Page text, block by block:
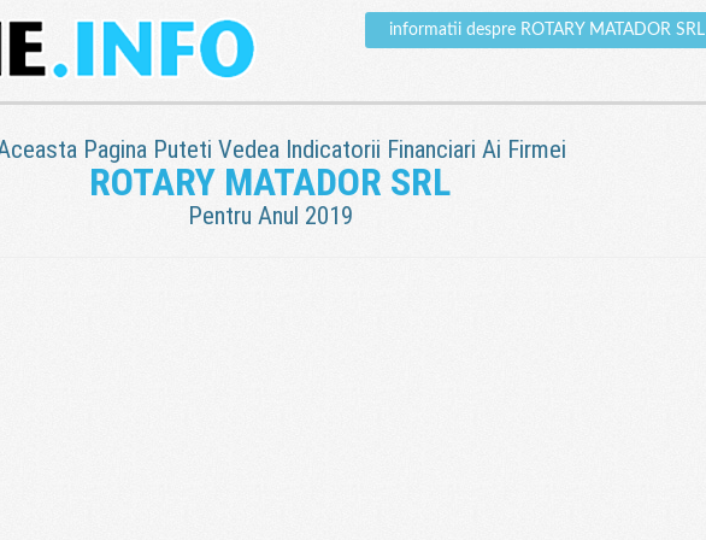
informatii despre ROTARY MATADOR SRL
Pagina Puteti Vedea Indicatorii Financiari Ai Firmei
ROTARY MATADOR SRL
Pentru Anul 2019